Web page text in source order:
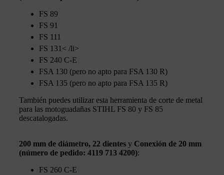
FS 89
FS 91
FS 111
FS 131< /li>
FS 240 C-E
FSA 130 (pero no apto para FSA 130 R)
FSA 135 (pero no apto para FSA 135 R)
También puedes utilizar esta herramienta de corte de metal
para las motoguadañas STIHL FS 80 y FS 85
descatalogadas.
200 mm de diámetro, 22 dientes y Conexión de 20 mm
(número de pedido: 4119 713 4200):
FS 260 C-E